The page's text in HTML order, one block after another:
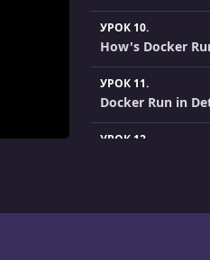
УРОК 10.
How's Docker
УРОК 11.
Docker Run in
УРОК 12.
Listing Running